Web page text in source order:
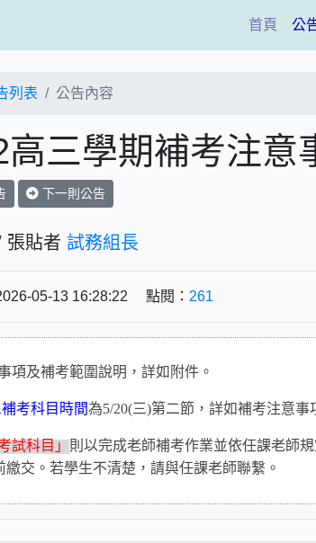
首頁 公
列表 公告內容
高三學期補考注意
下一則公告
張貼者 試務組長
05-13 16:28:22 點閱： 261
項及補考範圍說明，詳如附件。
考科目時間為5/20(三)第二節，詳如補考注意事
試科目」 則以完成老師補考作業並依任課老師
繳交。 若學生不清楚，請與任課老師聯繫。